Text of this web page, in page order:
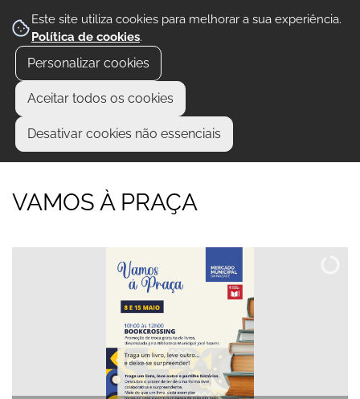
Este site utiliza cookies para melhorar a sua experiência.
Política de cookies.
Personalizar cookies
Aceitar todos os cookies
Desativar cookies não essenciais
VAMOS À PRAÇA